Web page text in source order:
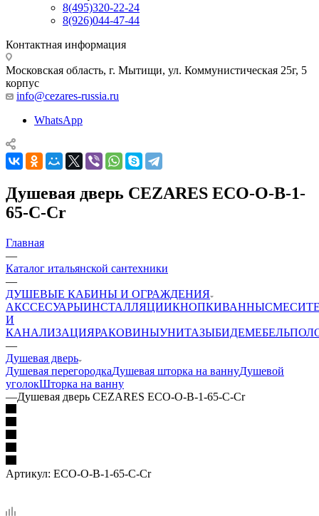
8(495)320-22-24
8(926)044-47-44
Контактная информация
Московская область, г. Мытищи, ул. Коммунистическая 25г, 5
корпус
info@cezares-russia.ru
WhatsApp
Душевая дверь CEZARES ECO-O-B-1-
65-C-Cr
Главная
—
Каталог итальянской сантехники
—
ДУШЕВЫЕ КАБИНЫ И ОГРАЖДЕНИЯ
АКССЕСУАРЫИНСТАЛЛЯЦИИКНОПКИВАННЫ
И
КАНАЛИЗАЦИЯРАКОВИНЫУНИТАЗЫБИДЕМЕБЕЛЬ
—
Душевая дверь
Душевая перегородкаДушевая шторка на ваннуДушевой
уголокШторка на ванну
—Душевая дверь CEZARES ECO-O-B-1-65-C-Cr
Артикул: ECO-O-B-1-65-C-Cr